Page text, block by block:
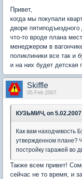
Привет,
когда мы покупали
дворе
что-то вроде плана
менеджером в
поликлиники все так и
и на них будет детская
Skiffle
05 Feb 2007
КУЗЬМИЧ, on 5.02.2007
Как вам находчивость
утвержденном плане?
постройку гаражей во
Также всем привет!
сейчас не то время, и